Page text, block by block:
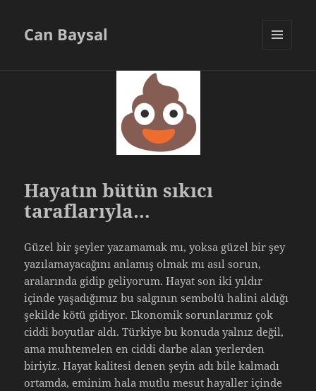
Can Baysal
Hayatın bütün sıkıcı
taraflarıyla…
Güzel bir şeyler yazamamak mı, yoksa güzel bir şey
yazılamayacağını anlamış olmak mı asıl sorun,
aralarında gidip geliyorum. Hayat son iki yıldır
içinde yaşadığımız bu salgının sembolü halini aldığı
şekilde kötü gidiyor. Ekonomik sorunlarımız çok
ciddi boyutlar aldı. Türkiye bu konuda yalnız değil,
ama muhtemelen en ciddi darbe alan yerlerden
biriyiz. Hayat kalitesi denen şeyin adı bile kalmadı
ortamda, eminim hala mutlu mesut hayaller içinde